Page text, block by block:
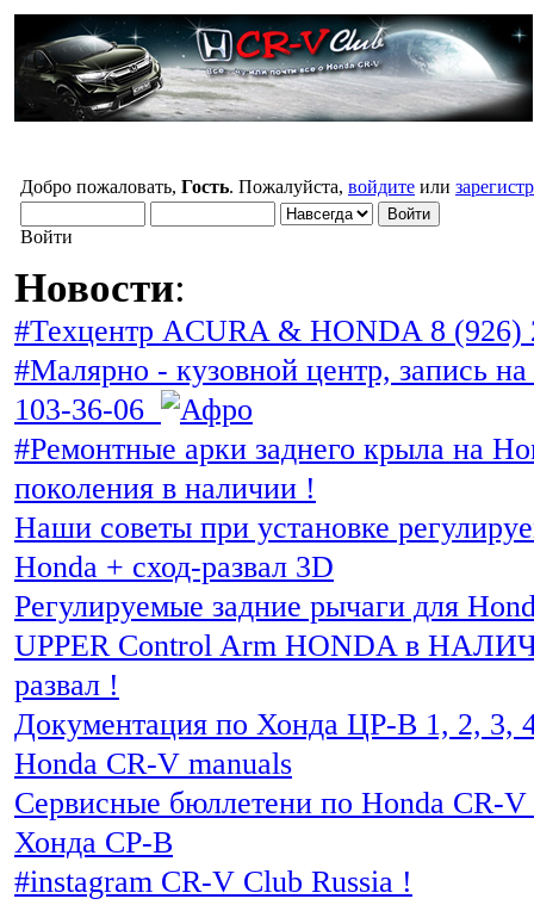
Добро пожаловать, Гость. Пожалуйста, войдите или
Войти
Новости:
#Техцентр ACURA & HONDA 8 (926)
#Малярно - кузовной центр, запись
103-36-06
#Ремонтные арки заднего крыла на
поколения в наличии !
Наши советы при установке
Honda + сход-развал 3D
Регулируемые задние рычаги для
UPPER Control Arm HONDA в
развал !
Документация по Хонда ЦР-В 1, 2, 3,
Honda CR-V manuals
Сервисные бюллетени по Honda CR-
Хонда СР-В
#instagram CR-V Club Russia !